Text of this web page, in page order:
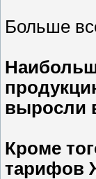
Больше
выросли
Кроме
тарифов